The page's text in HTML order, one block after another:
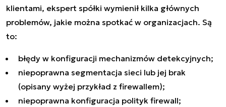
klientami, ekspert spółki wymienił kilka głównych
problemów, jakie można spotkać w organizacjach. Są
to:
błędy w konfiguracji mechanizmów detekcyjnych;
niepoprawna segmentacja sieci lub jej brak
(opisany wyżej przykład z firewallem);
niepoprawna konfiguracja polityk firewall;